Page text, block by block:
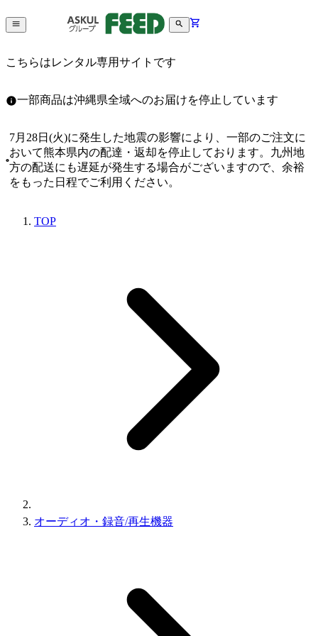
こちらはレンタル専用サイトです
一部商品は沖縄県全域へのお届けを停止しています
7月28日(火)に発生した地震の影響により、一部のご注文に
おいて熊本県内の配達・返却を停止しております。九州地
方の配送にも遅延が発生する場合がございますので、余裕
をもった日程でご利用ください。
TOP
オーディオ・録音/再生機器